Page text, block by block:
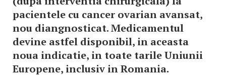
pacientele cu cancer ovarian avansat,
nou diangnosticat. Medicamentul
devine astfel disponibil, in aceasta
noua indicatie, in toate tarile Uniunii
Europene, inclusiv in Romania.